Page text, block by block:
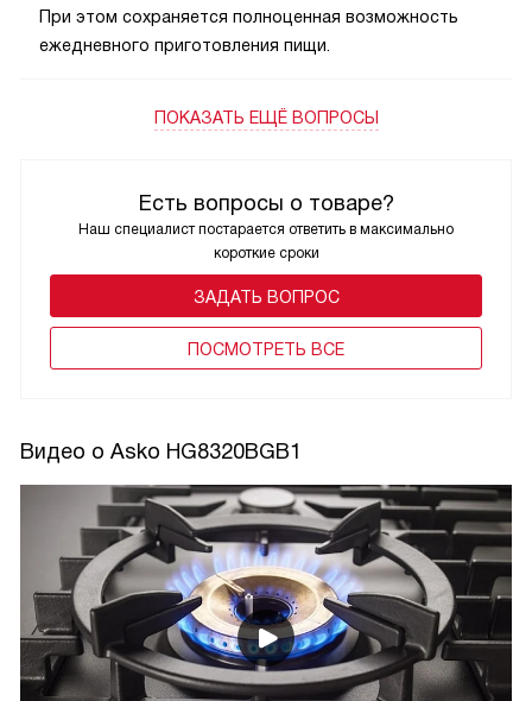
Есть вопросы о товаре?
Наш специалист постарается ответить в максимально
короткие сроки
ЗАДАТЬ ВОПРОС
ПОCМОТРЕТЬ ВСЕ
При этом сохраняется полноценная возможность
ежедневного приготовления пищи.
ПОКАЗАТЬ ЕЩЁ ВОПРОСЫ
Видео о Asko HG8320BGB1